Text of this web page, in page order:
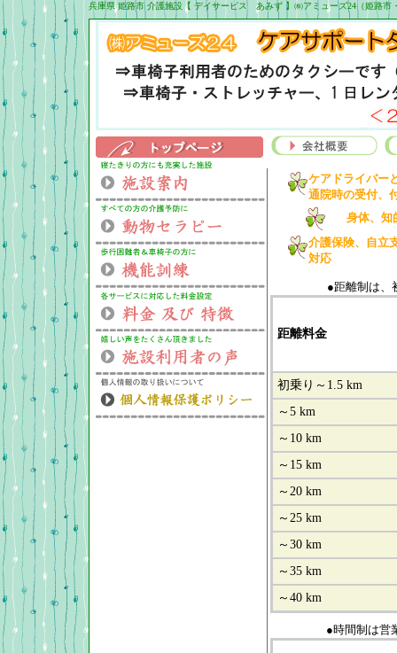
兵庫県 姫路市 介護施設【 デイサービス あみず 】㈱アミューズ24（姫路市
ケアドライバー
通院時の受付、
身体、知
介護保険、自立
対応
●距離制は、
距離料金
初乗り～1.5 km
～5 km
～10 km
～15 km
～20 km
～25 km
～30 km
～35 km
～40 km
●時間制は営